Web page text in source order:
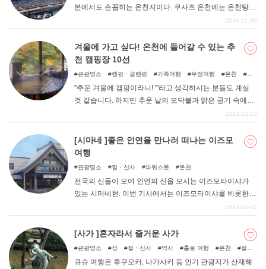
본에서도 손꼽히는 온천지이다. 쿠사츠 온천에는 온천탕과
족욕탕, 쿠사츠 국제 스키장 등의 관광지가 있으며, 쿠사츠
등의 관광 명소도 있다. 그런 인기 관광지에서 상위권을 계
속 차지하고 있는 쿠사츠 온천에 대해 이번 기사에서는 자
세히 소개하고자 한다. 쿠사츠 온천 관광을 생각하고 있는
2024-01-09
겨울에 가고 싶다! 온천에 들어갈 수 있는 추
천 캠핑장 10선
관광명소 캠핑・글램핑 가족여행 우정여행 온천
"추운 겨울에 캠핑이라니! "'라고 생각하시는 분들도 계실
것 같습니다. 하지만 추운 날의 모닥불과 맑은 공기 속에서
볼 수 있는 밤하늘의 별빛은 겨울만이 누릴 수 있는 즐거움
다. 차가운 몸을 금방 따뜻하게 데울 수 있는 온천이 있는
캠핑장을 소개한다.
2023-12-13
[시마네 ]좋은 인연을 만나러 떠나는 이즈모
여행
관광명소 절・신사 파워스폿 온천
전국의 신들이 모여 인연의 신을 모시는 이즈모타이샤가
있는 시마네현. 이번 기사에서는 이즈모타이샤를 비롯한
주변의 추천 명소를 하루 일정에 맞춰 공항에서부터 순서
다! 이즈모시를 방문하면 빼놓을 수 없는 인기 명소를 둘러
보고 멋진 인연을 만나는 여행을 즐겨보세요!
2023-12-01
[사가 ]혼자라서 즐거운 사가
관광명소 성 절・신사 역사 홀로 여행 온천
절경
큐슈 여행은 후쿠오카, 나가사키 등 인기 관광지가 산재해